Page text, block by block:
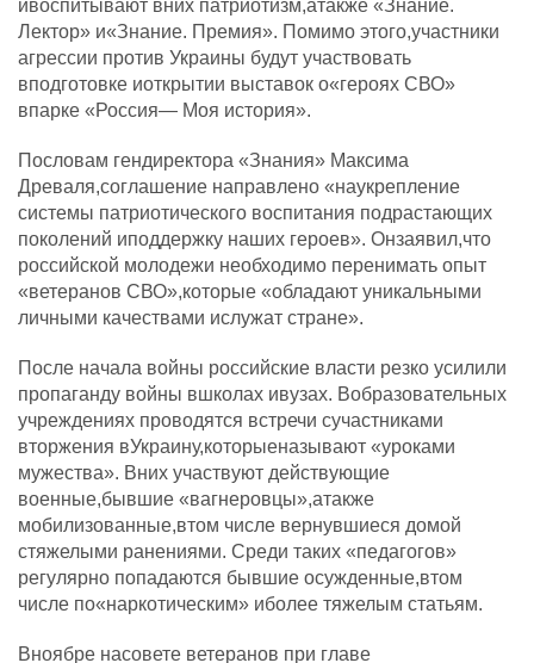
ивоспитывают вних патриотизм,атакже «Знание.
Лектор» и«Знание. Премия». Помимо этого,участники
агрессии против Украины будут участвовать
вподготовке иоткрытии выставок о«героях СВО»
впарке «Россия— Моя история».
Пословам гендиректора «Знания» Максима
Древаля,соглашение направлено «наукрепление
системы патриотического воспитания подрастающих
поколений иподдержку наших героев». Онзаявил,что
российской молодежи необходимо перенимать опыт
«ветеранов СВО»,которые «обладают уникальными
личными качествами ислужат стране».
После начала войны российские власти резко усилили
пропаганду войны вшколах ивузах. Вобразовательных
учреждениях проводятся встречи сучастниками
вторжения вУкраину,которыеназывают «уроками
мужества». Вних участвуют действующие
военные,бывшие «вагнеровцы»,атакже
мобилизованные,втом числе вернувшиеся домой
стяжелыми ранениями. Среди таких «педагогов»
регулярно попадаются бывшие осужденные,втом
числе по«наркотическим» иболее тяжелым статьям.
Вноябре насовете ветеранов при главе